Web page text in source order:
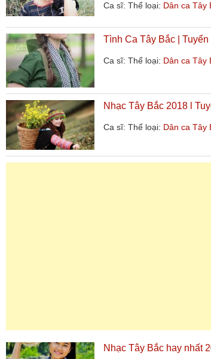
Ca sĩ: Thể loại: Dân ca Tây
Tình Ca Tây Bắc |
Ca sĩ: Thể loại: Dân ca Tây
Nhạc Tây Bắc 2018 l
Ca sĩ: Thể loại: Dân ca Tây
Nhạc Tây Bắc hay nhất